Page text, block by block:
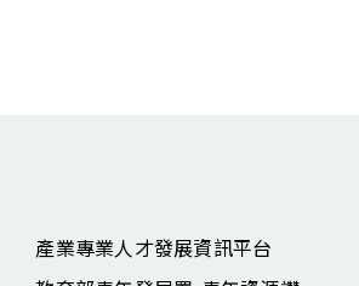
產業專業人才發展資訊平台